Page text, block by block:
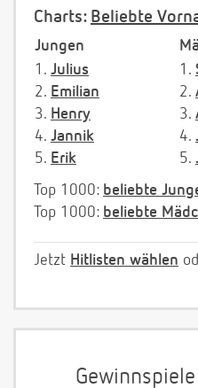
Charts: Beliebte
Jungen
1. Julius
2. Emilian
3. Henry
4. Jannik
5. Erik
1.
2.
3.
4.
5.
Top 1000: beliebte
Top 1000: beliebte
Jetzt Hitlisten wählen